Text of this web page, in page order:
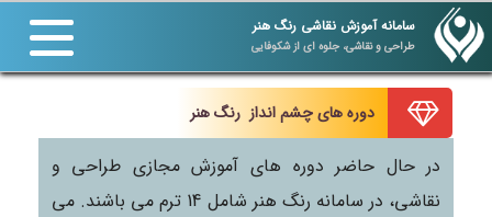
سامانه آموزش نقاشی رنگ هنر
طراحی و نقاشی، جلوه ای از شکوفایی
دوره های چشم انداز رنگ هنر
در حال حاضر دوره های آموزش مجازی طراحی و
نقاشی، در سامانه رنگ هنر شامل 14 ترم می باشند. می